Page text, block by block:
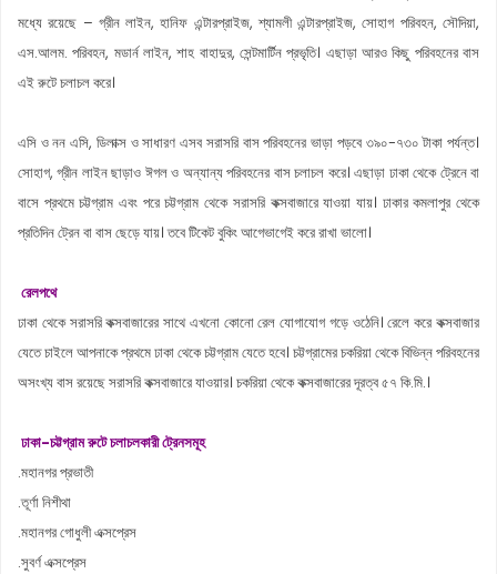
মধ্যে রয়েছে – গ্রীন লাইন, হানিফ এন্টারপ্রাইজ, শ্যামলী এন্টারপ্রাইজ, সোহাগ পরিবহন, সৌদিয়া,
এস.আলম. পরিবহন, মডার্ন লাইন, শাহ বাহাদুর, সেন্টমার্টিন প্রভৃতি। এছাড়া আরও কিছু পরিবহনের বাস
এই রুটে চলাচল করে।
এসি ও নন এসি, ডিলাক্স ও সাধারণ এসব সরাসরি বাস পরিবহনের ভাড়া পড়বে ৩৯০-৭৩০ টাকা পর্যন্ত।
সোহাগ, গ্রীন লাইন ছাড়াও ঈগল ও অন্যান্য পরিবহনের বাস চলাচল করে। এছাড়া ঢাকা থেকে ট্রেনে বা
বাসে প্রথমে চট্টগ্রাম এবং পরে চট্টগ্রাম থেকে সরাসরি কক্সবাজারে যাওয়া যায়। ঢাকার কমলাপুর থেকে
প্রতিদিন ট্রেন বা বাস ছেড়ে যায়। তবে টিকেট বুকিং আগেভাগেই করে রাখা ভালো।
রেলপথে
ঢাকা থেকে সরাসরি কক্সবাজারের সাথে এখনো কোনো রেল যোগাযোগ গড়ে ওঠেনি। রেলে করে কক্সবাজার
যেতে চাইলে আপনাকে প্রথমে ঢাকা থেকে চট্টগ্রাম যেতে হবে। চট্টগ্রামের চকরিয়া থেকে বিভিন্ন পরিবহনের
অসংখ্য বাস রয়েছে সরাসরি কক্সবাজারে যাওয়ার। চকরিয়া থেকে কক্সবাজারের দূরত্ব ৫৭ কি.মি.।
ঢাকা-চট্টগ্রাম রুটে চলাচলকারী ট্রেনসমূহ
.মহানগর প্রভাতী
.তূর্ণা নিশীথা
.মহানগর গোধুলী এক্সপ্রেস
.সুবর্ণ এক্সপ্রেস